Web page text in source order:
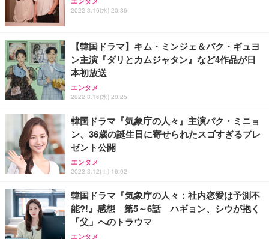
ワーク チェア 強化バックレスト 30度ロッキング機
能 人間工学 椅子 腰サポート 90度跳ね上げ式アーム
務用 おしゃれ パソコンチェア (ホワイト)
ANDWINT オフィスチェア デスクチェア 肘なし メ
ッシュ 通気性 ランバーサポート付き 腰サポート ガ
ス圧無段階昇降 360度回転 キャスター付き コンパク
ト 幅52×奥行58.5×高さ84～96cm テレワーク 在宅
￥4,139
ー フルHD（1920×1080）VA 非光沢 HDMI/DisplayP
ort/VGA スピーカー内蔵 高さ調整 スイベル VESA対
【MiniLED/24.5inch/280Hz/FHD】GRAPHT THE S
HOOTER Gaming Monitor 24” Essential ゲーミン
グモニター QD 24.5インチ 1ms FHD 量子ドット 残
像低減 (3年保証 | 輝点保証 | 日本メーカー)
￥34,980
限定】 Smart Basic アイリスオーヤマ ペットシーツ
超厚型 お徳用 ワイド 100枚入 (x 1) (ケース販売)
アイリスオーヤマ ペットシーツ 超厚型 お徳用 レギ
ュラー 200枚入【Amazon.co.jp限定】
￥3,731
2022.3.16(水) 20:36
【韓国ドラマ】キム・ミンジェ＆パク・ギュヨ
ン主演『ダリとカムジャタン』など4作品が日
本初放送
エンタメ
2022.3.16(水) 20:25
韓国ドラマ『気象庁の人々』主演パク・ミニョ
ン、36歳の誕生日に寄せられたスゴすぎるプレ
ゼント公開
エンタメ
2022.3.12(土) 16:02
韓国ドラマ『気象庁の人々：社内恋愛は予測不
能?!』感想 第5～6話 ハギョン、シウが抱く
「父」へのトラウマ
エンタメ